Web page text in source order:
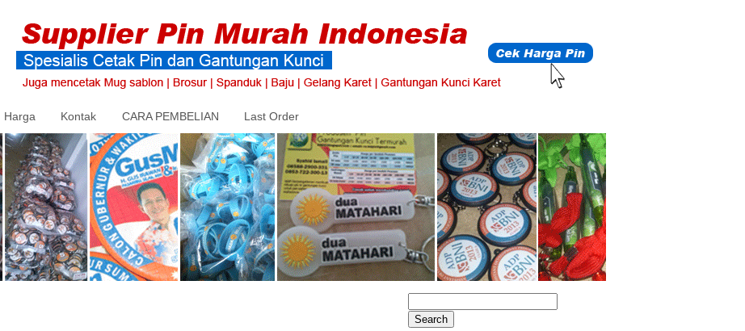
Harga Kontak CARA PEMBELIAN Last Order